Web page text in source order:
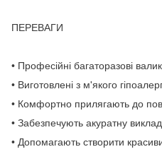
ПЕРЕВАГИ
• Професійні багаторазові
• Виготовлені з м'якого
• Комфортно прилягають до
• Забезпечують акуратну
• Допомагають створити